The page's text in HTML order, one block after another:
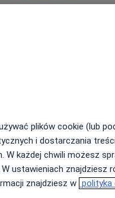
w Twojej lokalizacji.
z kalendarzem
plików cookie (lub
i dostarczania
W każdej chwili możesz
ustawieniach znajdziesz
znajdziesz w polityka